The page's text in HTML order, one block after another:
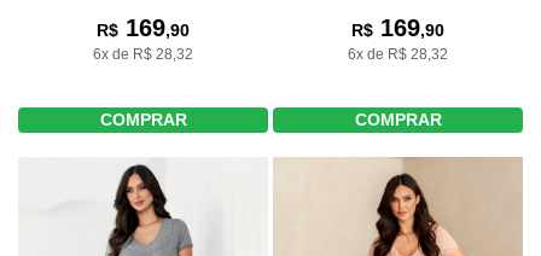
R$ 169,90
6x de R$ 28,32
COMPRAR
R$ 169,90
6x de R$ 28,32
COMPRAR